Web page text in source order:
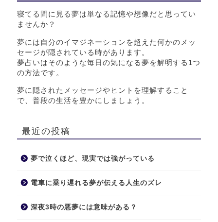
寝てる間に見る夢は単なる記憶や想像だと思ってい
ませんか？
夢には自分のイマジネーションを超えた何かのメッ
セージが隠されている時があります。
夢占いはそのような毎日の気になる夢を解明する1つ
の方法です。
夢に隠されたメッセージやヒントを理解すること
で、普段の生活を豊かにしましょう。
最近の投稿
夢で泣くほど、現実では強がっている
電車に乗り遅れる夢が伝える人生のズレ
深夜3時の悪夢には意味がある？